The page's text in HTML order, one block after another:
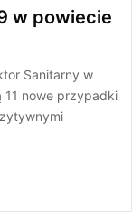
w powiecie
Sanitarny w
11 nowe przypadki